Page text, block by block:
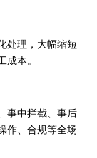
处理，大幅缩短
成本。
事中拦截、事后
作、合规等全场